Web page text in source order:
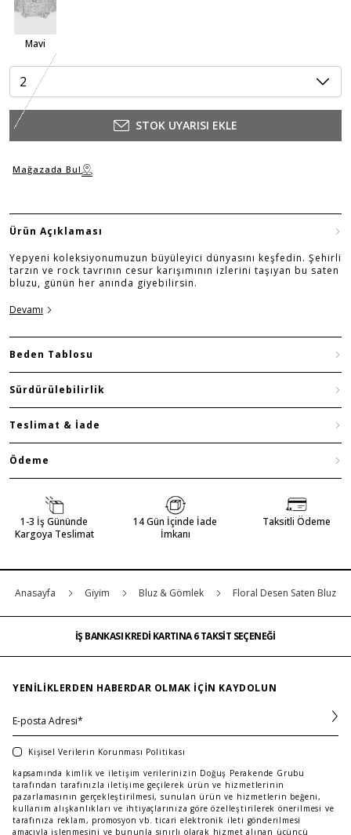
Mavi
2
STOK UYARISI EKLE
Mağazada Bul
Ürün Açıklaması
Yepyeni koleksiyonumuzun büyüleyici dünyasını keşfedin. Şehirli
tarzın ve rock tavrının cesur karışımının izlerini taşıyan bu saten
bluzu, günün her anında giyebilirsin.
Devamı
Beden Tablosu
Sürdürülebilirlik
Teslimat & İade
Ödeme
1-3 İş Gününde
Kargoya Teslimat
14 Gün İçinde İade
İmkanı
Taksitli Ödeme
Anasayfa Gi̇yi̇m Bluz & Gömlek Floral Desen Saten Bluz
İŞ BANKASI KREDİ KARTINA 6 TAKSİT SEÇENEĞİ
İŞ BANKASI KREDİ KARTINA 6 TAKSİT SEÇENEĞİ
…
YENILIKLERDEN HABERDAR OLMAK IÇIN KAYDOLUN
Kişisel Verilerin Korunması Politikası
kapsamında kimlik ve iletişim verilerinizin Doğuş Perakende Grubu
tarafından tarafınızla iletişime geçilerek ürün ve hizmetlerinin
pazarlamasının gerçekleştirilmesi, sunulan ürün ve hizmetlerin beğeni,
kullanım alışkanlıkları ve ihtiyaçlarınıza göre özelleştirilerek önerilmesi ve
tarafınıza reklam, promosyon vb. ticari elektronik ileti gönderilmesi
amacıyla işlenmesini ve bununla sınırlı olarak hizmet alınan üçüncü